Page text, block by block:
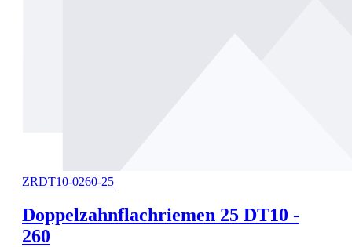
ZRDT10-0260-25
Doppelzahnflachriemen 25 DT10 -
260